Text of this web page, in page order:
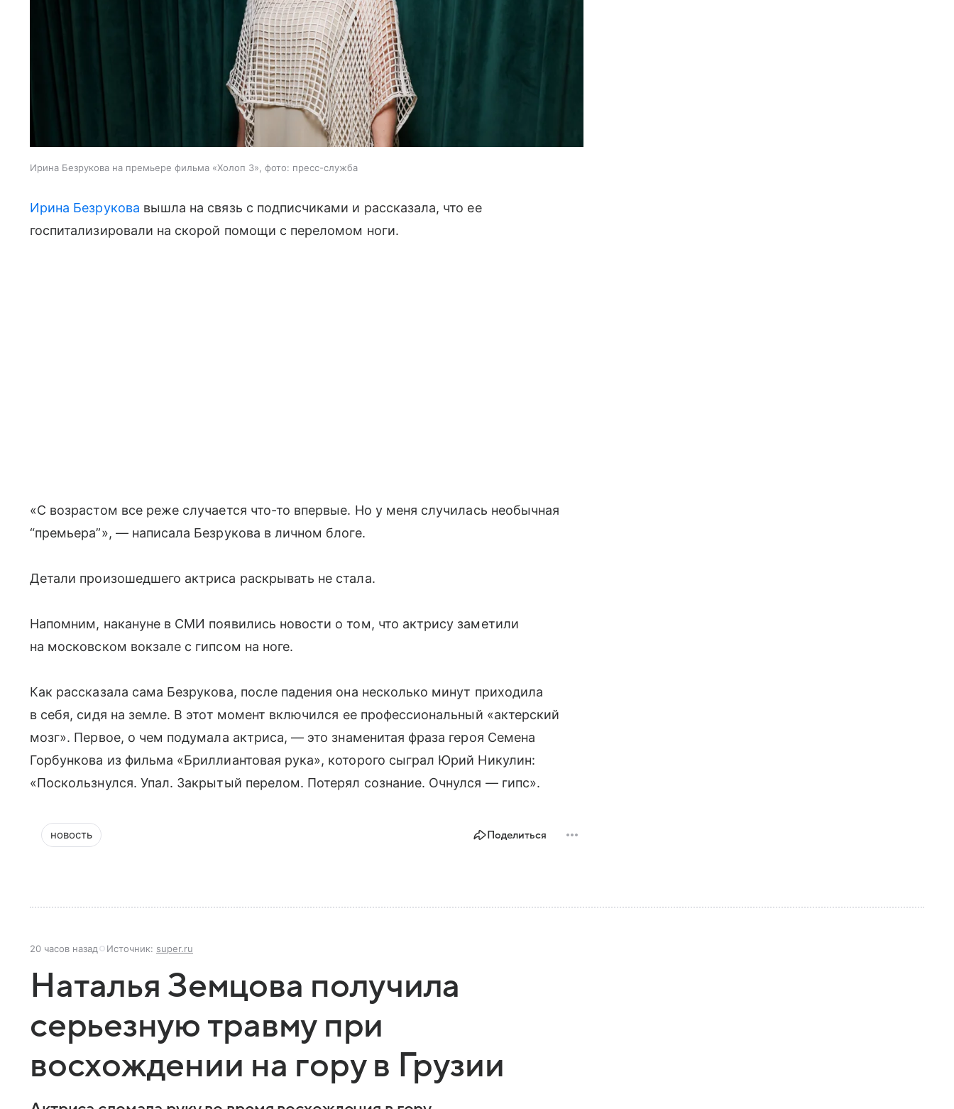
Ирина Безрукова на премьере фильма «Холоп 3», фото: пресс-служба
Ирина Безрукова вышла на связь с подписчиками и рассказала, что ее
госпитализировали на скорой помощи с переломом ноги.
«С возрастом все реже случается что-то впервые. Но у меня случилась необычная
“премьера”», — написала Безрукова в личном блоге.
Детали произошедшего актриса раскрывать не стала.
Напомним, накануне в СМИ появились новости о том, что актрису заметили
на московском вокзале с гипсом на ноге.
Как рассказала сама Безрукова, после падения она несколько минут приходила
в себя, сидя на земле. В этот момент включился ее профессиональный «актерский
мозг». Первое, о чем подумала актриса, — это знаменитая фраза героя Семена
Горбункова из фильма «Бриллиантовая рука», которого сыграл Юрий Никулин:
«Поскользнулся. Упал. Закрытый перелом. Потерял сознание. Очнулся — гипс».
новость Поделиться
20 часов назад Источник: super.ru
Наталья Земцова получила
серьезную травму при
восхождении на гору в Грузии